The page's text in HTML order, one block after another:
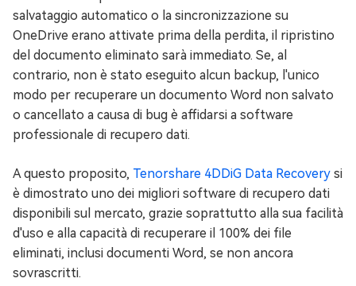
salvataggio automatico o la sincronizzazione su
OneDrive erano attivate prima della perdita, il ripristino
del documento eliminato sarà immediato. Se, al
contrario, non è stato eseguito alcun backup, l'unico
modo per recuperare un documento Word non salvato
o cancellato a causa di bug è affidarsi a software
professionale di recupero dati.
A questo proposito, Tenorshare 4DDiG Data Recovery si
è dimostrato uno dei migliori software di recupero dati
disponibili sul mercato, grazie soprattutto alla sua facilità
d'uso e alla capacità di recuperare il 100% dei file
eliminati, inclusi documenti Word, se non ancora
sovrascritti.